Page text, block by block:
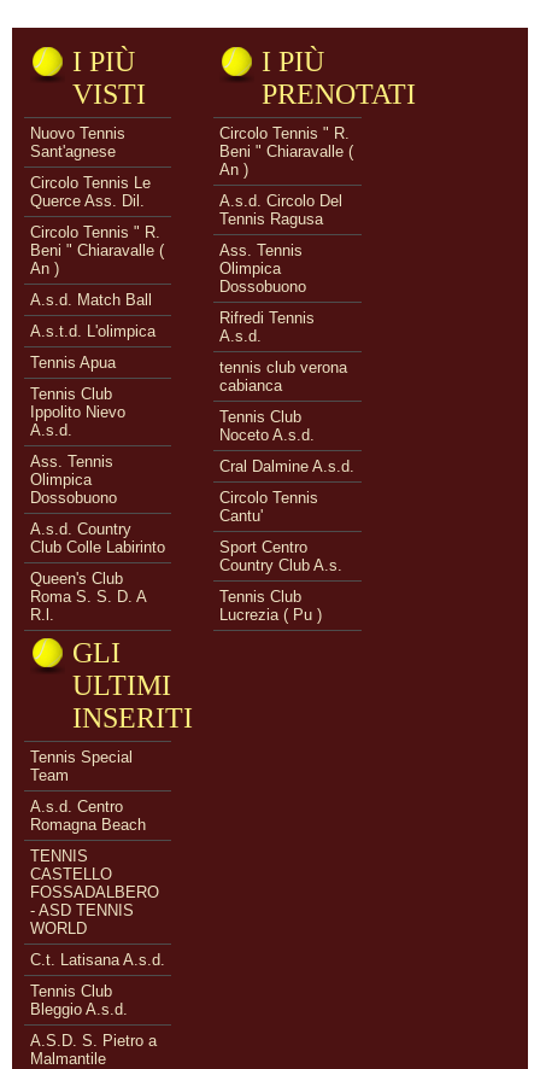
I PIÙ
VISTI
Nuovo Tennis
Sant'agnese
Circolo Tennis Le
Querce Ass. Dil.
Circolo Tennis " R.
Beni " Chiaravalle (
An )
A.s.d. Match Ball
A.s.t.d. L'olimpica
Tennis Apua
Tennis Club
Ippolito Nievo
A.s.d.
Ass. Tennis
Olimpica
Dossobuono
A.s.d. Country
Club Colle Labirinto
Queen's Club
Roma S. S. D. A
R.l.
I PIÙ
PRENOTATI
Circolo Tennis " R.
Beni " Chiaravalle (
An )
A.s.d. Circolo Del
Tennis Ragusa
Ass. Tennis
Olimpica
Dossobuono
Rifredi Tennis
A.s.d.
tennis club verona
cabianca
Tennis Club
Noceto A.s.d.
Cral Dalmine A.s.d.
Circolo Tennis
Cantu'
Sport Centro
Country Club A.s.
Tennis Club
Lucrezia ( Pu )
GLI
ULTIMI
INSERITI
Tennis Special
Team
A.s.d. Centro
Romagna Beach
TENNIS
CASTELLO
FOSSADALBERO
- ASD TENNIS
WORLD
C.t. Latisana A.s.d.
Tennis Club
Bleggio A.s.d.
A.S.D. S. Pietro a
Malmantile